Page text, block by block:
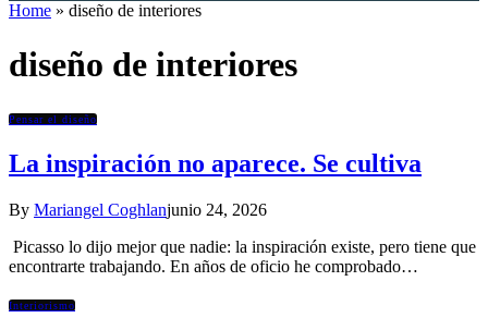
Home » diseño de interiores
diseño de interiores
Pensar el diseño
La inspiración no aparece. Se cultiva
By Mariangel Coghlanjunio 24, 2026
Picasso lo dijo mejor que nadie: la inspiración existe, pero tiene que
encontrarte trabajando. En años de oficio he comprobado…
Interiorismo